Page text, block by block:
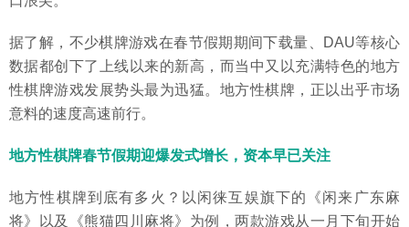
据了解，不少棋牌游戏在春节假期期间下载量、DAU等核心
数据都创下了上线以来的新高，而当中又以充满特色的地方
性棋牌游戏发展势头最为迅猛。地方性棋牌，正以出乎市场
意料的速度高速前行。
地方性棋牌春节假期迎爆发式增长，资本早已关注
地方性棋牌到底有多火？以闲徕互娱旗下的《闲来广东麻
将》以及《熊猫四川麻将》为例，两款游戏从一月下旬开始